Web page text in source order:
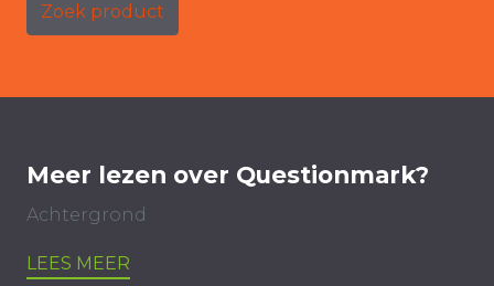
Zoek product
Meer lezen over Questionmark?
Achtergrond
LEES MEER